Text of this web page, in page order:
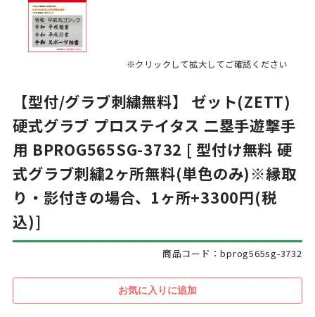
※クリックして拡大してご確認ください
【型付/グラブ刺繍無料】 ゼット(ZETT)
硬式グラブ プロステイタス 二塁手遊撃手
用 BPROG565SG-3732 [ 型付け無料 硬
式グラブ刺繍2ヶ所無料(単色のみ)※縁取
り・影付きの場合、1ヶ所+3300円(税
込)]
商品コード：bprog565sg-3732